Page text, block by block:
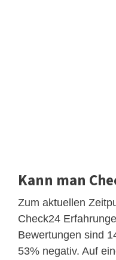
Kann man
Zum aktuellen
Check24
Bewertungen sind
53% negativ. Auf